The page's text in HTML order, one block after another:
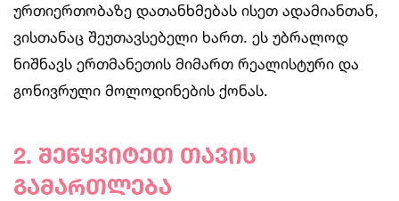
ურთიერთობაზე დათანხმებას ისეთ ადამიანთან,
ვისთანაც შეუთავსებელი ხართ. ეს უბრალოდ
ნიშნავს ერთმანეთის მიმართ რეალისტური და
გონივრული მოლოდინების ქონას.
2. შეწყვიტეთ თავის
გამართლება